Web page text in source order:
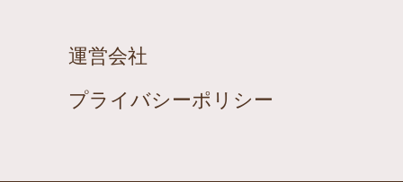
運営会社
プライバシーポリシー